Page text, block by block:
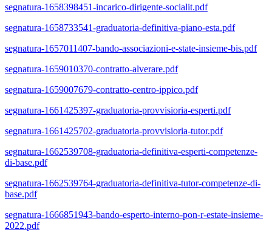
segnatura-1658398451-incarico-dirigente-socialit.pdf
segnatura-1658733541-graduatoria-definitiva-piano-esta.pdf
segnatura-1657011407-bando-associazioni-e-state-insieme-bis.pdf
segnatura-1659010370-contratto-alverare.pdf
segnatura-1659007679-contratto-centro-ippico.pdf
segnatura-1661425397-graduatoria-provvisioria-esperti.pdf
segnatura-1661425702-graduatoria-provvisioria-tutor.pdf
segnatura-1662539708-graduatoria-definitiva-esperti-competenze-
di-base.pdf
segnatura-1662539764-graduatoria-definitiva-tutor-competenze-di-
base.pdf
segnatura-1666851943-bando-esperto-interno-pon-r-estate-insieme-
2022.pdf